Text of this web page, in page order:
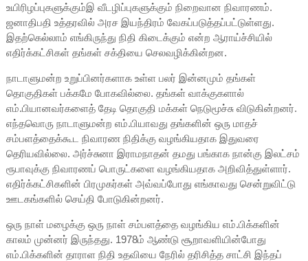
உயிரிழப்புகளுக்கும்இ வீடழிப்புகளுக்கும் நிறைவான நிவாரணம்.
ஜனாதிபதி உத்தரவில் அரச இயந்திரம் வேகப்படுத்தப்பட்டுள்ளது.
இதற்கெல்லாம் எங்கிருந்து நிதி கிடைக்கும் என்ற ஆராய்ச்சியில்
எதிர்க்கட்சிகள் தங்கள் சக்தியை செலவழிக்கின்றன.
நாடாளுமன்ற உறுப்பினர்களாக உள்ள பலர் இன்னமும் தங்கள்
தொகுதிகள் பக்கமே போகவில்லை. தங்கள் வாக்குகளால்
எம்.பியானவர்களைத் தேடி தொகுதி மக்கள் நெடுமூச்சு விடுகின்றனர்.
எந்தவொரு நாடாளுமன்ற எம்.பியாவது தங்களின் ஒரு மாதச்
சம்பளத்தைக்கூட நிவாரண நிதிக்கு வழங்கியதாக இதுவரை
தெரியவில்லை. அர்ச்சுனா இராமநாதன் தமது பங்காக நான்கு இலட்சம்
ரூபாவுக்கு நிவாரணப் பொருட்களை வழங்கியதாக அறிவித்துள்ளார்.
எதிர்க்கட்சிகளின் பிரமுகர்கள் அவ்வப்போது எங்காவது சென்றுவிட்டு
ஊடகங்களில் செய்தி போடுகின்றனர்.
ஒரு நாள் மழைக்கு ஒரு நாள் சம்பளத்தை வழங்கிய எம்.பிக்களின்
காலம் முன்னர் இருந்தது. 1978ம் ஆண்டு சூறாவளியின்போது
எம்.பிக்களின் தாராள நிதி உதவியை நேரில் தரிசித்த சாட்சி இந்தப்